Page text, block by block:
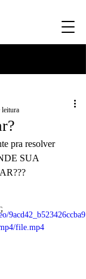
leitura
pra resolver
SUA
9acd42_b523426ccba9
file.mp4